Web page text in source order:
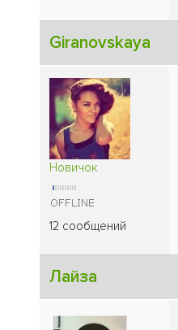
Giranovskaya
Новичок
12 сообщений
Лайза